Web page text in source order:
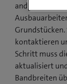
anderem das
kontaktieren
Schritt muss
aktualisiert
Bandbreiten